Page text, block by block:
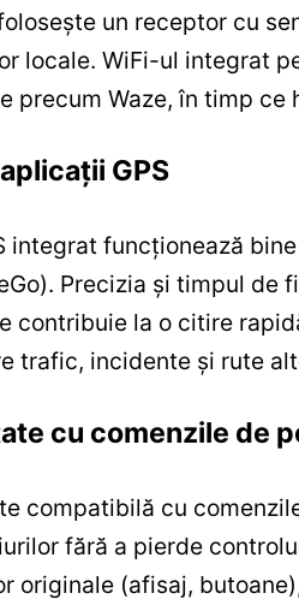
un receptor cu
locale. WiFi-ul integrat
precum Waze, în timp
GPS
integrat funcționează
Precizia și timpul
contribuie la o citire
trafic, incidente și rute
cu comenzile de
compatibilă cu
fără a pierde
originale (afisaj,